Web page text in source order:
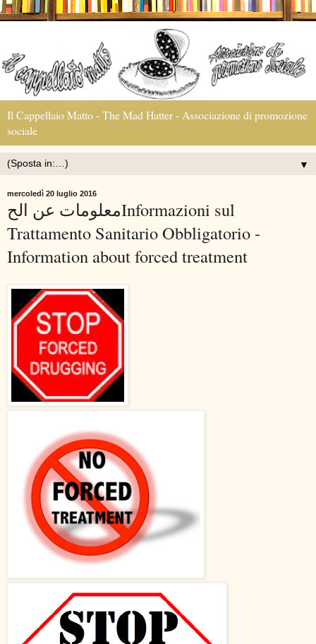
Il Cappellaio Matto - The Mad Hatter - Associazione di promozione
sociale
▼
mercoledì 20 luglio 2016
معلومات عن الحInformazioni sul
Trattamento Sanitario Obbligatorio -
Information about forced treatment